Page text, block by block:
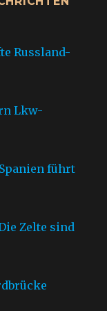
Russland-
Lkw-
führt
Zelte sind